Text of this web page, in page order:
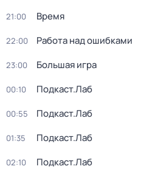
21:00 Время
22:00 Работа над ошибками
23:00 Большая игра
00:10 Подкаст.Лаб
00:55 Подкаст.Лаб
01:35 Подкаст.Лаб
02:10 Подкаст.Лаб